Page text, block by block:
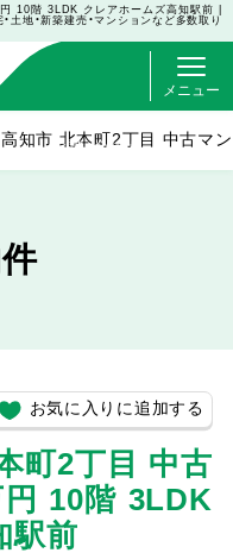
10階 3LDK クレアホームズ高知駅前 |
土地・新築建売・マンションなど多数取り
お問い合わせ
メニュー
高知市 北本町2丁目 中古
町2丁目 中古
10階 3LDK
駅前
お気に入りに追加する